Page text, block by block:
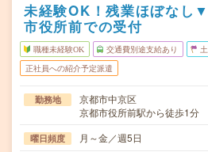
未経験OK！残業ほぼなし
市役所前での受付
職種未経験OK 交通費別途支給あり
正社員への紹介予定派遣
勤務地
京都市中京区
京都市役所前駅から徒歩1分
曜日頻度 月～金／週5日